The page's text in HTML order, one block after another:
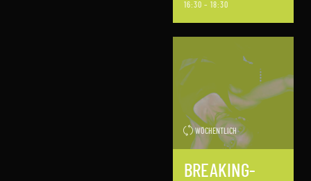
16:30 – 18:30
WÖCHENTLICH
BREAKING-